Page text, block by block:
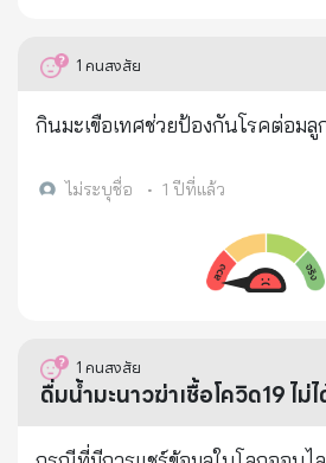
ดมสารเคมีเหล่านั้น ถึงแม้คนปลูกเห็ดจะไม่กินเห็ด คน
มันก็สะสมในร่างกาย พอสะสมมาก ๆ
ประเทศ แล้วผลเสียที่มีต่อคนอื่นต่อประชาชนคนที่ไม่รู้
เราก็จะเป็นบาปโดยที่ไม่รู้ตัวไหม เลยย้อนถามคุณมนัส
ว่า คุณมนัสเชื่อเรื่องเวรกรรมไหม โ
นายเวร คุณมนัสตอบมาวันนี้เข้าใจแ
ให้ประชาชนทุกคนจงรู้ว่า เห็ดถึงมีประโยชน์มาก แต่ก็มี
โทษที่แอบแฝงมามากเช่นกัน เพราะถ้าคนที่เพาะเห็ด
และเกษตรและองค์การอนามัยโลก
(The joint FAO/WHO Expert
Additives, JECFA) ได้ประเมินแล
ปลอดภัย (ADI) พบว่า มีความเป็น
. อย่างไรก็ตามวัตถุกันเสียทั้งสองช
เรื่อง กำหนดหลักเกณฑ์ เงื่อนไข วิธี
ของวัตถุเจือปนอาหาร (ฉบับที่ 2) ส
การพรีเจลาทิไนซ์ (Pre-
2,000 มิลลิกรัมต่อกิโลกรัม เฉพาะ
1 คนสงสัย
กินมะเขือเทศช่วยป้องกันโรคต่อมลู
ไม่ระบุชื่อ • 1 ปีที่แล้ว
1 คนสงสัย
ดื่มน้ำมะนาวฆ่าเชื้อโควิด19 ไม่